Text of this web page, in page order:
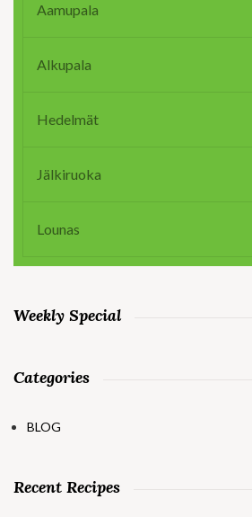
Aamupala
Alkupala
Hedelmät
Jälkiruoka
Lounas
Weekly Special
Categories
BLOG
Recent Recipes